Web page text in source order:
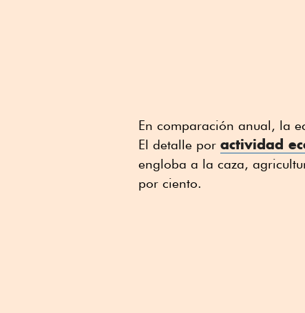
En comparación anual, la
El detalle por actividad
engloba a la caza,
por ciento.